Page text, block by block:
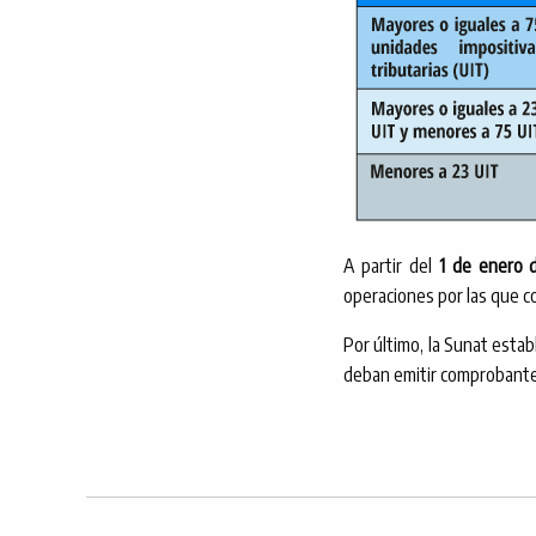
A partir del 1 de enero
operaciones por las que
Por último, la Sunat
deban emitir